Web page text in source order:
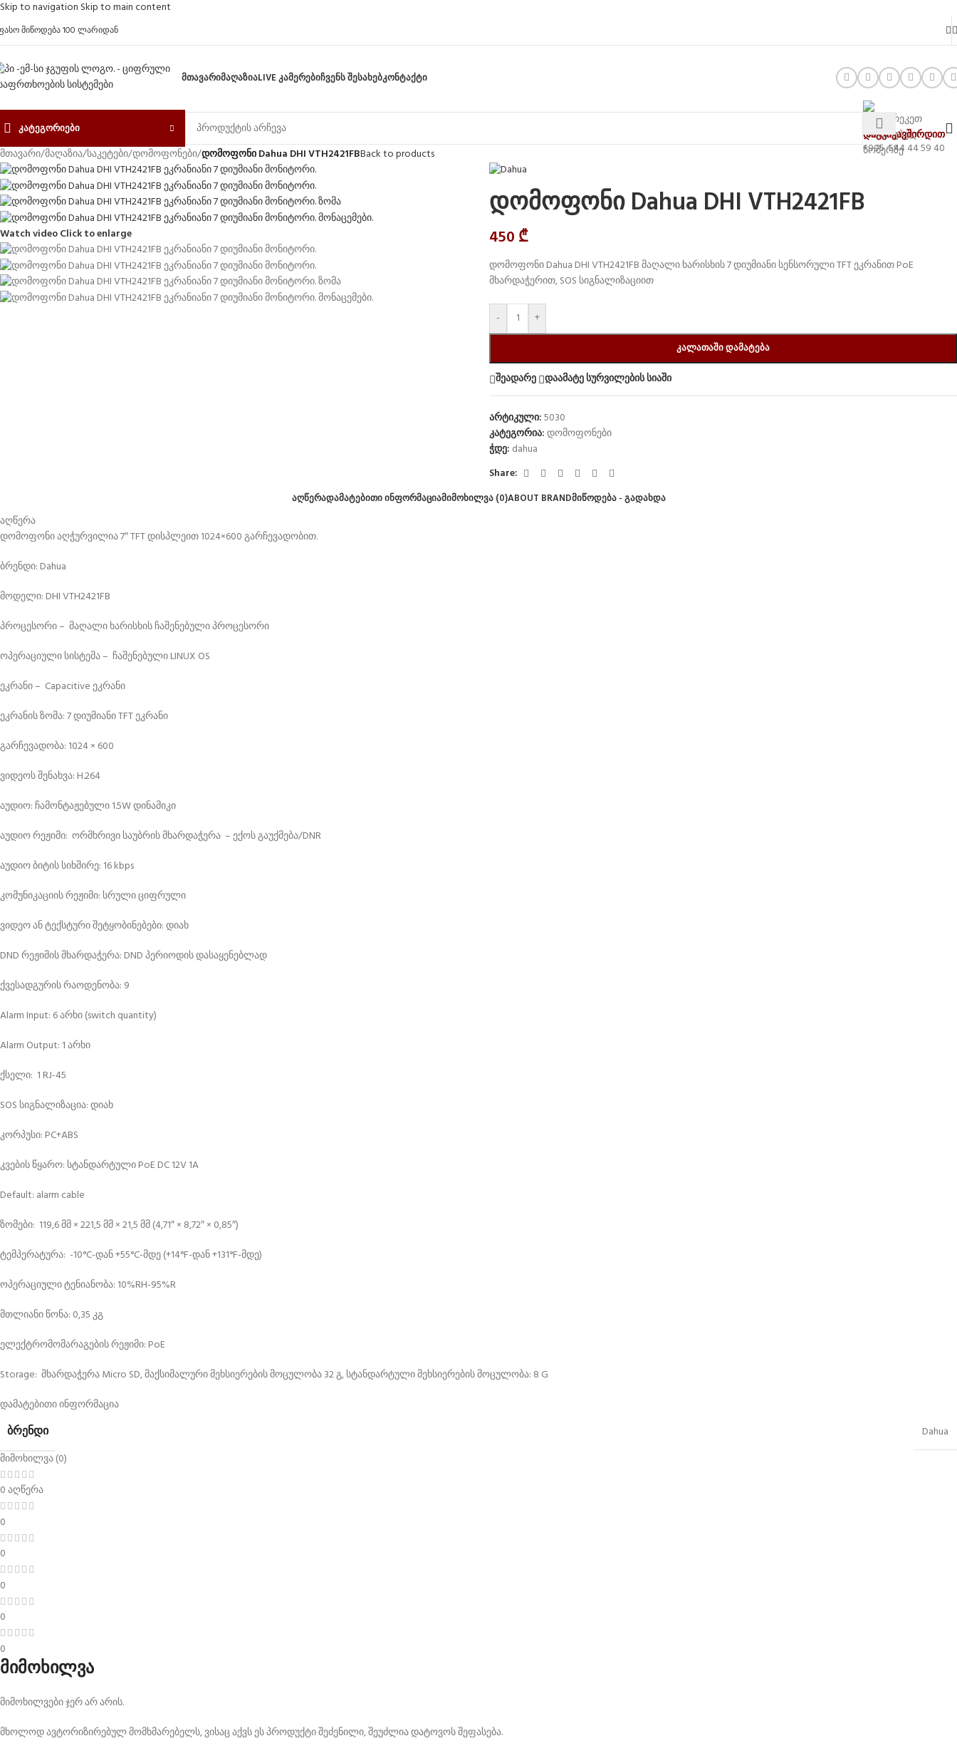
Skip to navigation Skip to main content
მიწოდება 100 ლარიდან
ᲛᲗᲐᲕᲐᲠᲘᲛᲐᲦᲐᲖᲘᲐLIVE ᲙᲐᲛᲔᲠᲔᲑᲘᲩᲕᲔᲜᲡ ᲨᲔᲡᲐᲮᲔᲑᲙᲝᲜᲢᲐᲥᲢᲘ
ᲙᲐᲢᲔᲒᲝᲠᲘᲔᲑᲘ
დაგვიკავშირდით
+995 544 44 59 40
მთავარი/მაღაზია/საკეტები/დომოფონები/დომოფონი Dahua DHI VTH2421FBBack to products
Watch videoClick to enlarge
დომოფონი Dahua DHI VTH2421FB
450 ₾
დომოფონი Dahua DHI VTH2421FB მაღალი ხარისხის 7 დიუმიანი სენსორული TFT ეკრანით PoE
მხარდაჭერით, SOS სიგნალიზაციით
- +
ᲙᲐᲚᲐᲗᲐᲨᲘ ᲓᲐᲛᲐᲢᲔᲑᲐ
შეადარე დაამატე სურვილების სიაში
არტიკული:5030
კატეგორია:დომოფონები
ჭდე: dahua
Share:
ᲐᲦᲬᲔᲠᲐᲓᲐᲛᲐᲢᲔᲑᲘᲗᲘ ᲘᲜᲤᲝᲠᲛᲐᲪᲘᲐᲛᲘᲛᲝᲮᲘᲚᲕᲐ (0)ABOUT BRANDᲛᲘᲬᲝᲓᲔᲑᲐ - ᲒᲐᲓᲐᲮᲓᲐ
აღწერა
დომოფონი აღჭურვილია 7″ TFT დისპლეით 1024×600 გარჩევადობით.
ბრენდი: Dahua
მოდელი: DHI VTH2421FB
პროცესორი – მაღალი ხარისხის ჩაშენებული პროცესორი
ოპერაციული სისტემა – ჩაშენებული LINUX OS
ეკრანი – Capacitive ეკრანი
ეკრანის ზომა: 7 დიუმიანი TFT ეკრანი
გარჩევადობა: 1024 × 600
ვიდეოს შენახვა: H.264
აუდიო: ჩამონტაჟებული 1.5W დინამიკი
აუდიო რეჟიმი: ორმხრივი საუბრის მხარდაჭერა – ექოს გაუქმება/DNR
აუდიო ბიტის სიხშირე: 16 kbps
კომუნიკაციის რეჟიმი: სრული ციფრული
ვიდეო ან ტექსტური შეტყობინებები: დიახ
DND რეჟიმის მხარდაჭერა: DND პერიოდის დასაყენებლად
ქვესადგურის რაოდენობა: 9
Alarm Input: 6 არხი (switch quantity)
Alarm Output: 1 არხი
ქსელი: 1 RJ-45
SOS სიგნალიზაცია: დიახ
კორპუსი: PC+ABS
კვების წყარო: სტანდარტული PoE DC 12V 1A
Default: alarm cable
ზომები: 119,6 მმ × 221,5 მმ × 21,5 მმ (4,71″ × 8,72″ × 0,85″)
ტემპერატურა: -10°C-დან +55°C-მდე (+14°F-დან +131°F-მდე)
ოპერაციული ტენიანობა: 10%RH-95%R
მთლიანი წონა: 0,35 კგ
ელექტრომომარაგების რეჟიმი: PoE
Storage: მხარდაჭერა Micro SD, მაქსიმალური მეხსიერების მოცულობა 32 გ, სტანდარტული მეხსიერების მოცულობა: 8 G
დამატებითი ინფორმაცია
ᲑᲠᲔᲜᲓᲘ
Dahua
მიმოხილვა (0)
0 აღწერა
0
0
0
0
0
მიმოხილვა
მიმოხილვები ჯერ არ არის.
მხოლოდ ავტორიზირებულ მომხმარებელს, ვისაც აქვს ეს პროდუქტი შეძენილი, შეუძლია დატოვოს შეფასება.